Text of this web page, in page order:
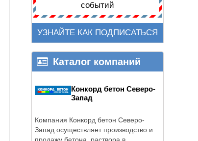
событий
УЗНАЙТЕ КАК ПОДПИСАТЬСЯ
Каталог компаний
Конкорд бетон Северо-
Запад
Компания Конкорд бетон Северо-
Запад осуществляет производство и
продажу бетона, раствора в ...